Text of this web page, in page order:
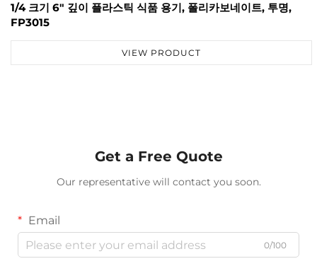
1/4 크기 6" 깊이 플라스틱 식품 용기, 폴리카보네이트, 투명,
FP3015
VIEW PRODUCT
Get a Free Quote
Our representative will contact you soon.
Email
0/100